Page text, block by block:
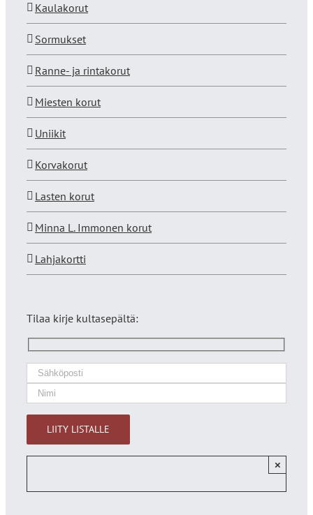
Kaulakorut
Sormukset
Ranne- ja rintakorut
Miesten korut
Uniikit
Korvakorut
Lasten korut
Minna L. Immonen korut
Lahjakortti
Tilaa kirje kultasepältä:
×